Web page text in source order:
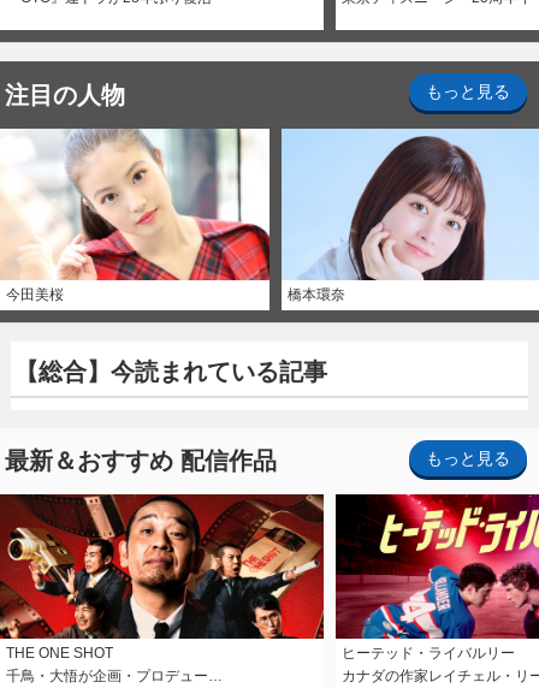
注目の人物 もっと見る
今田美桜 橋本環奈
【総合】今読まれている記事
最新＆おすすめ 配信作品 もっと見る
THE ONE SHOT
千鳥・大悟が企画・プロデュー…
ヒーテッド・ライバルリー
カナダの作家レイチェル・リ